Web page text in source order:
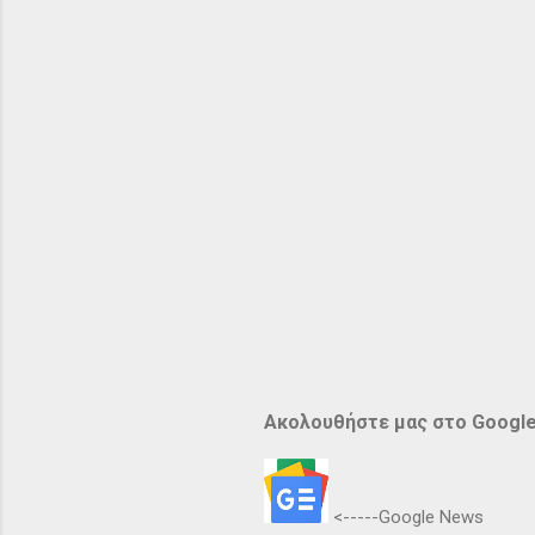
Ακολουθήστε μας στο
<-----Google News